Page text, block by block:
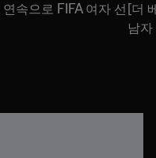
속으로 FIFA 여자 선 [더
남